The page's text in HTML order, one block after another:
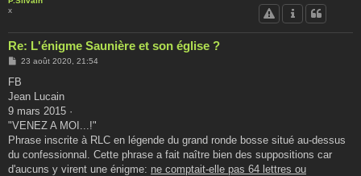
x
Re: L'énigme Saunière et son église ?
M
s
a
g
23 août 2020, 21:54
FB
Jean Lucain
9 mars 2015 ·
"VENEZ A MOI...!"
Phrase inscrite à RLC en légende du grand ronde bosse situé au-dessus
du confessionnal. Cette phrase a fait naître bien des suppositions car
d'aucuns y virent une énigme: ne comptait-elle pas 64 lettres ou